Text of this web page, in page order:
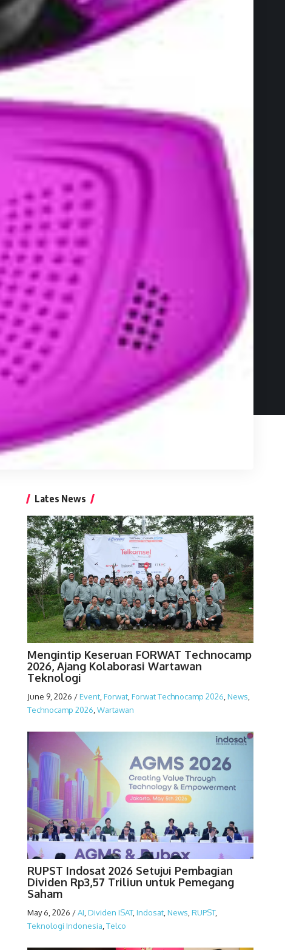
Lates News
Mengintip Keseruan FORWAT Technocamp
2026, Ajang Kolaborasi Wartawan
Teknologi
June 9, 2026 /Event, Forwat, Forwat Technocamp 2026 News
Technocamp 2026 Wartawan
RUPST Indosat 2026 Setujui Pembagian
Dividen Rp3,57 Triliun untuk Pemegang
Saham
May 6, 2026 /AI,Dividen ISAT,Indosat,News,RUPST,
Teknologi Indonesia,Telco